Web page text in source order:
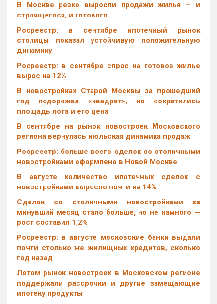
В Москве резко выросли продажи жилья — и
строящегося, и готового
Росреестр: в сентябре ипотечный рынок
столицы показал устойчивую положительную
динамику
Росреестр: в сентябре спрос на готовое жилье
вырос на 12%
В новостройках Старой Москвы за прошедший
год подорожал «квадрат», но сократились
площадь лота и его цена
В сентябре на рынок новостроек Московского
региона вернулась июльская динамика продаж
Росреестр: больше всего сделок со столичными
новостройками оформлено в Новой Москве
В августе количество ипотечных сделок с
новостройками выросло почти на 14%
Cделок со столичными новостройками за
минувший месяц стало больше, но не намного —
рост составил 1,2%
Росреестр: в августе московские банки выдали
почти столько же жилищных кредитов, сколько
год назад
Летом рынок новостроек в Московском регионе
поддержали рассрочки и другие замещающие
ипотеку продукты